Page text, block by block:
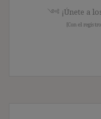
༺ ¡Únete a
[Con el